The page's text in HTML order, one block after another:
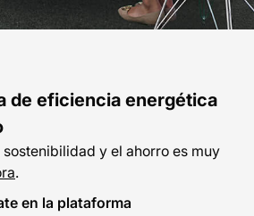
de eficiencia energética
sostenibilidad y el ahorro es muy
.
en la plataforma